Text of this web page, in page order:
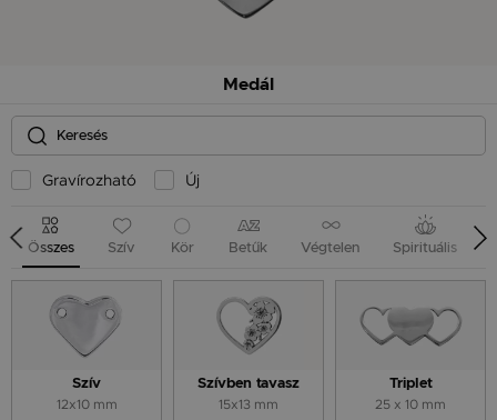
Medál
Gravírozható Új
Összes Szív Kör Betűk Végtelen Spirituális
Szív
12x10 mm
Szívben tavasz
15x13 mm
Triplet
25 x 10 mm